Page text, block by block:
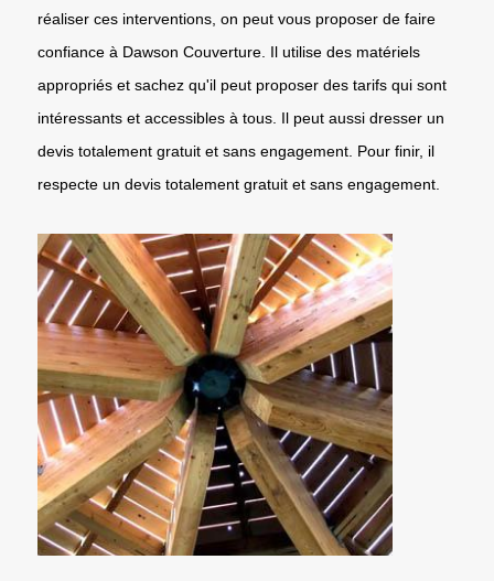
réaliser ces interventions, on peut vous proposer de faire
confiance à Dawson Couverture. Il utilise des matériels
appropriés et sachez qu'il peut proposer des tarifs qui sont
intéressants et accessibles à tous. Il peut aussi dresser un
devis totalement gratuit et sans engagement. Pour finir, il
respecte un devis totalement gratuit et sans engagement.